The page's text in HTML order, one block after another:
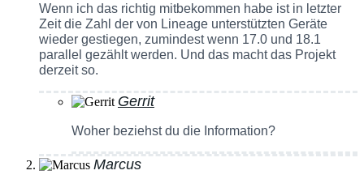
Wenn ich das richtig mitbekommen habe ist in letzter
Zeit die Zahl der von Lineage unterstützten Geräte
wieder gestiegen, zumindest wenn 17.0 und 18.1
parallel gezählt werden. Und das macht das Projekt
derzeit so.
Gerrit
Woher beziehst du die Information?
Marcus